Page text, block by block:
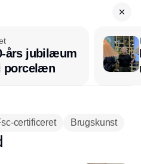
års jubilæum
porcelæn
certificeret Brugskunst